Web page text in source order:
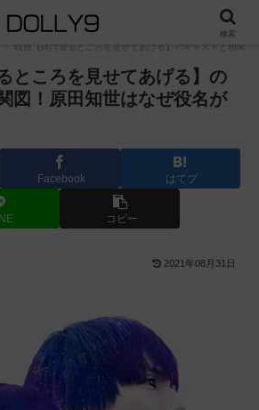
映画【砕け散るところを見せてあげる】のキャストと相関
ところを見せてあげる】の
図！原田知世はなぜ役名が
Facebook はてブ
コピー
2021年08月31日
検索